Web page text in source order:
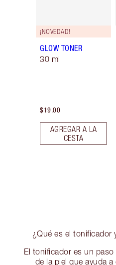
¡NOVEDAD!
GLOW TONER
30 ml
$19.00
AGREGAR A LA
CESTA
¿Qué es el tonificador
El tonificador es un
de la piel que ayuda